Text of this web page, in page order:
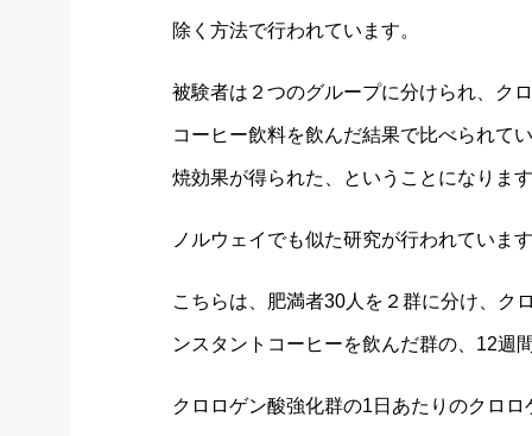
除く方法で行われています。
被験者は２つのグループに分けられ、ク
コーヒー飲料を飲んだ結果で比べられて
焼効果が得られた、ということになりま
ノルウェイでも似た研究が行われていま
こちらは、肥満者30人を２群に分け、ク
ンスタントコーヒーを飲んだ群の、12週
クロロゲン酸強化群の1日あたりのクロ